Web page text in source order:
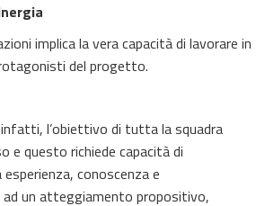
implica la vera capacità di lavorare in
del progetto.
l’obiettivo di tutta la squadra
e questo richiede capacità di
conoscenza e
un atteggiamento propositivo,